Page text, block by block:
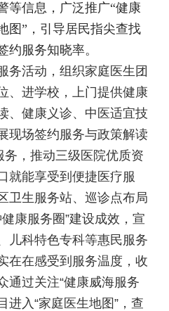
等信息，广泛推广“健康
图”，引导居民指尖查找
约服务知晓率。
务活动，组织家庭医生团
、进学校，上门提供健康
、健康义诊、中医适宜技
现场签约服务与政策解读
务，推动三级医院优质资
就能享受到便捷医疗服
卫生服务站、巡诊点布局
康服务圈”建设成效，宣
儿科特色专科等惠民服务
在在感受到服务温度，收
通过关注“健康威海服务
进入“家庭医生地图”，查